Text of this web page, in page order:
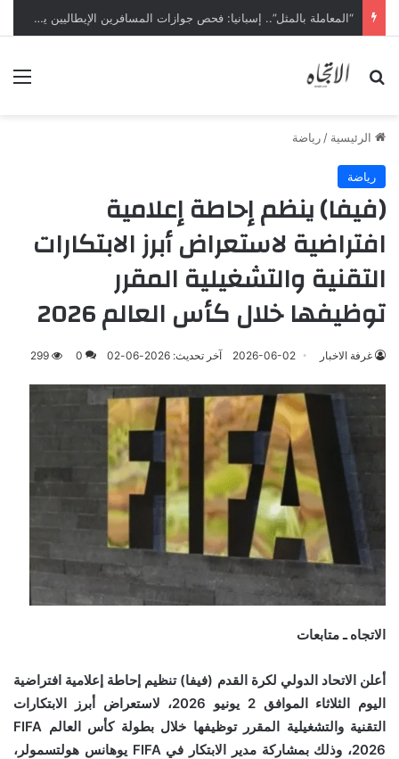
“المعاملة بالمثل”.. إسبانيا: فحص جوازات المسافرين الإيطاليين يبدأ ليل السبت
بحث عن
الرئيسية / رياضة
رياضة
(فيفا) ينظم إحاطة إعلامية
افتراضية لاستعراض أبرز الابتكارات
التقنية والتشغيلية المقرر
توظيفها خلال كأس العالم 2026
غرفة الاخبار 2026-06-02 آخر تحديث: 2026-06-02 0
299
الاتجاه ـ متابعات
أعلن الاتحاد الدولي لكرة القدم (فيفا) تنظيم إحاطة إعلامية افتراضية
اليوم الثلاثاء الموافق 2 يونيو 2026، لاستعراض أبرز الابتكارات
التقنية والتشغيلية المقرر توظيفها خلال بطولة كأس العالم FIFA
2026، وذلك بمشاركة مدير الابتكار في FIFA يوهانس هولتسمولر،